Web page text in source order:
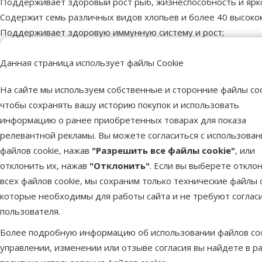
Данная страница использует файлы Cookie
На сайте мы используем собственные и сторонние файлы
чтобы сохранять вашу историю покупок и использовать
информацию о ранее приобретенных товарах для показа
релевантной рекламы. Вы можете согласиться с
файлов cookie, нажав "Разрешить все файлы cookie", или
отклонить их, нажав "Отклонить". Если вы выберете
всех файлов cookie, мы сохраним только технические файлы
которые необходимы для работы сайта и не требуют
пользователя.
Более подробную информацию об использовании файлов
управлении, изменении или отзыве согласия вы найдете в
Содержит семь различных видов хлопьев и более 40
Поддерживает здоровую иммунную систему и рост;
Хлопья долго плавают и медленно тонут, поэтому подходят
Состав: Рыба и рыбные субпродукты, злаки, дрожжи,
Аналитический состав: Сырой протеин 46,0 %, сырые масла
Особености корма Основной корм
Тип корма
Сухой
Бренд
Tetra
Номер в каталоге
3056
EAN